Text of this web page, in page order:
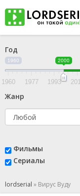
Год
1960 2000
1960 1977 1993
Жанр
Фильмы
Сериалы
lordserial » Вирус Вуду